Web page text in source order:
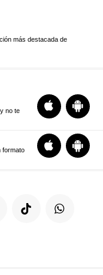
más destacada de
no te
formato